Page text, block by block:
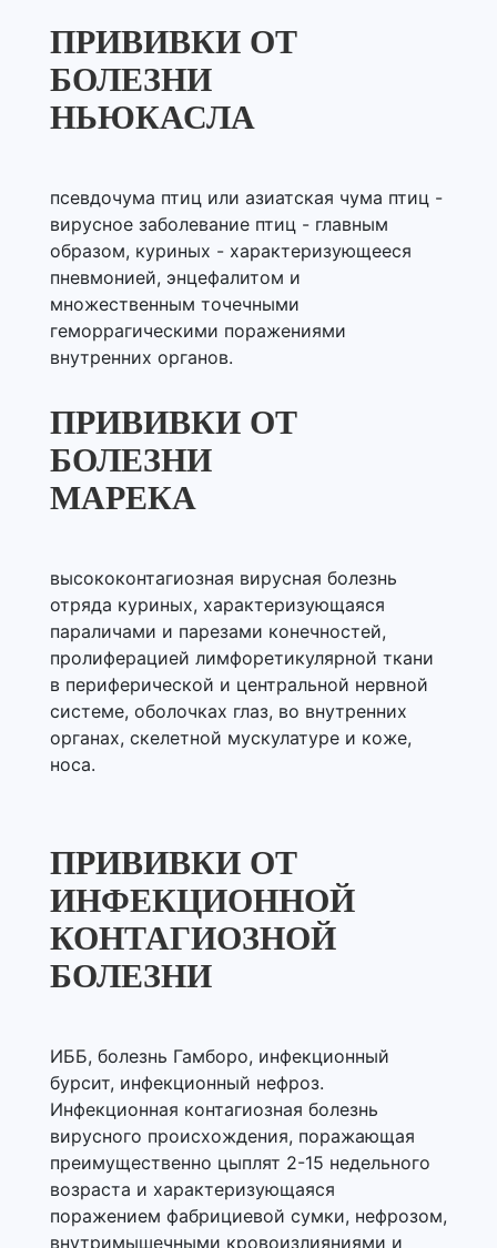
ПРИВИВКИ ОТ
БОЛЕЗНИ
НЬЮКАСЛА
псевдочума птиц или азиатская чума птиц -
вирусное заболевание птиц - главным
образом, куриных - характеризующееся
пневмонией, энцефалитом и
множественным точечными
геморрагическими поражениями
внутренних органов.
ПРИВИВКИ ОТ
БОЛЕЗНИ
МАРЕКА
высококонтагиозная вирусная болезнь
отряда куриных, характеризующаяся
параличами и парезами конечностей,
пролиферацией лимфоретикулярной ткани
в периферической и центральной нервной
системе, оболочках глаз, во внутренних
органах, скелетной мускулатуре и коже,
носа.
ПРИВИВКИ ОТ
ИНФЕКЦИОННОЙ
КОНТАГИОЗНОЙ
БОЛЕЗНИ
ИББ, болезнь Гамборо, инфекционный
бурсит, инфекционный нефроз.
Инфекционная контагиозная болезнь
вирусного происхождения, поражающая
преимущественно цыплят 2-15 недельного
возраста и характеризующаяся
поражением фабрициевой сумки, нефрозом,
внутримышечными кровоизлияниями и